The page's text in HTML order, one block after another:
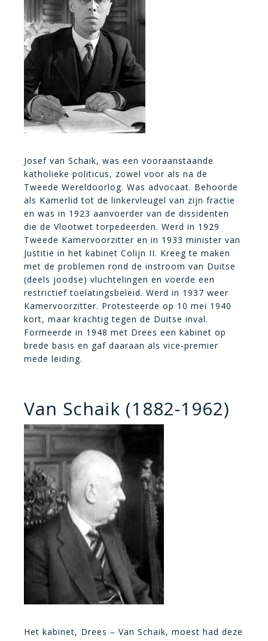
Josef van Schaik, was een vooraanstaande
katholieke politicus, zowel voor als na de
Tweede Wereldoorlog. Was advocaat. Behoorde
als Kamerlid tot de linkervleugel van zijn fractie
en was in 1923 aanvoerder van de dissidenten
die de Vlootwet torpedeerden. Werd in 1929
Tweede Kamervoorzitter en in 1933 minister van
Justitie in het kabinet Colijn II. Kreeg te maken
met de problemen rond de instroom van Duitse
(deels joodse) vluchtelingen en voerde een
restrictief toelatingsbeleid. Werd in 1937 weer
Kamervoorzitter. Protesteerde op 10 mei 1940
kort, maar krachtig tegen de Duitse inval.
Formeerde in 1948 met Drees een kabinet op
brede basis en gaf daaraan als vice-premier
mede leiding.
Van Schaik (1882-1962)
Het kabinet, Drees – Van Schaik, moest had deze